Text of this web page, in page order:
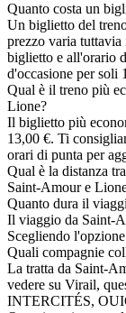
Quanto costa un
Un biglietto del
prezzo varia
biglietto e all'orario
d'occasione per soli
Qual è il treno più
Lione?
Il biglietto più
13,00 €. Ti
orari di punta per
Qual è la distanza
Saint-Amour e
Quanto dura il
Il viaggio da Saint-
Scegliendo
Quali compagnie
La tratta da Saint-
vedere su Virail,
INTERCITÉS,